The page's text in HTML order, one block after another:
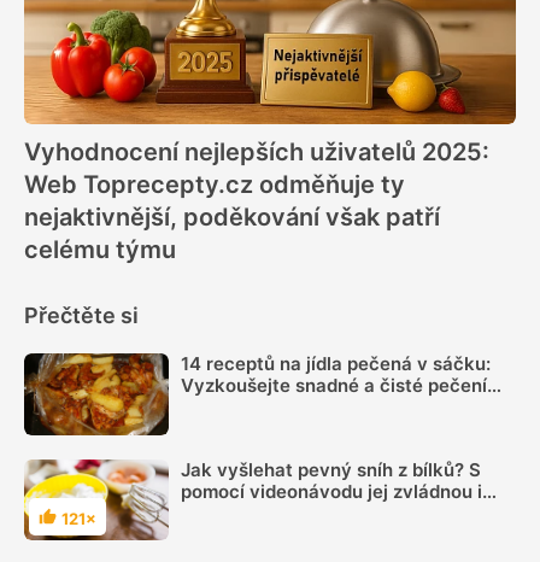
Vyhodnocení nejlepších uživatelů 2025:
Web Toprecepty.cz odměňuje ty
nejaktivnější, poděkování však patří
celému týmu
Přečtěte si
14 receptů na jídla pečená v sáčku:
Vyzkoušejte snadné a čisté pečení
Hodnocení
121×
Jak vyšlehat pevný sníh z bílků? S
pomocí videonávodu jej zvládnou i